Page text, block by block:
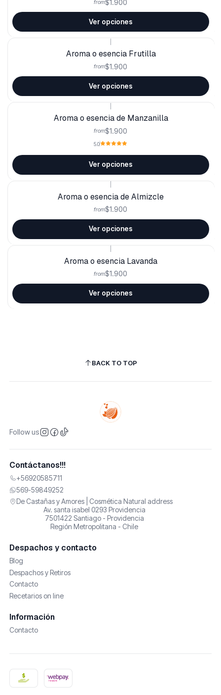
from$1.900
Ver opciones
Aroma o esencia Frutilla
from$1.900
Ver opciones
Aroma o esencia de Manzanilla
from$1.900
5.0
Ver opciones
Aroma o esencia de Almizcle
from$1.900
Ver opciones
Aroma o esencia Lavanda
from$1.900
Ver opciones
BACK TO TOP
Follow us
Contáctanos!!!
+56920585711
569-59849252
De Castañas y Amores | Cosmética Natural address
Av. santa isabel 0293 Providencia
7501422 Santiago - Providencia
Región Metropolitana - Chile
Despachos y contacto
Blog
Despachos y Retiros
Contacto
Recetarios on line
Información
Contacto